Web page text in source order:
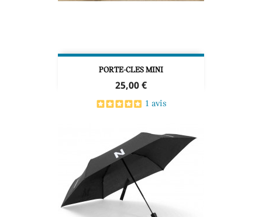
PORTE-CLES MINI
Prix
25,00 €
1 avis